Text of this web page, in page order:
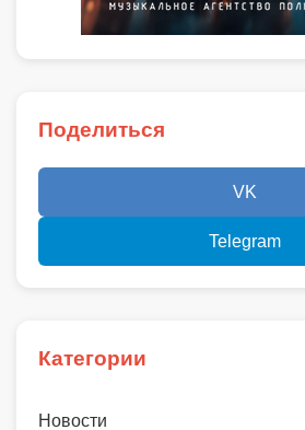
Поделиться
VK
Telegram
Категории
Новости